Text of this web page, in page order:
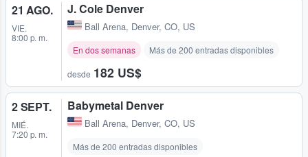
21 AGO.
VIE.
8:00 p. m.
J. Cole Denver
Ball Arena, Denver, CO, US
En dos semanas Más de 200 entradas disponibles
desde 182 US$
2 SEPT.
MIÉ.
7:20 p. m.
Babymetal Denver
Ball Arena, Denver, CO, US
Más de 200 entradas disponibles